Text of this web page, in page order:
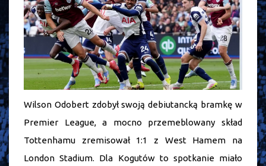
Wilson Odobert zdobył swoją debiutancką bramkę w
Premier League, a mocno przemeblowany skład
Tottenhamu zremisował 1:1 z West Hamem na
London Stadium. Dla Kogutów to spotkanie miało